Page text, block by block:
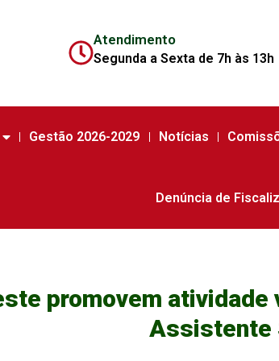
Atendimento
Segunda a Sexta de 7h às 13h
Gestão 2026-2029 Notícias
Denúncia de
promovem
Assistente